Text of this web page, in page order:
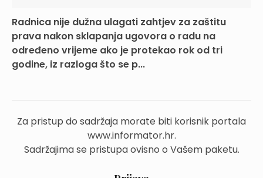
Radnica nije dužna ulagati zahtjev za zaštitu
prava nakon sklapanja ugovora o radu na
određeno vrijeme ako je protekao rok od tri
godine, iz razloga što se p...
Za pristup do sadržaja morate biti korisnik portala
www.informator.hr.
Sadržajima se pristupa ovisno o Vašem paketu.